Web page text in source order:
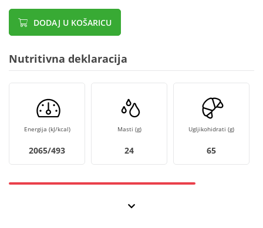
DODAJ U KOŠARICU
Nutritivna deklaracija
Energija (kJ/kcal)
2065/493
Masti (g)
24
Ugljikohidrati (g)
65